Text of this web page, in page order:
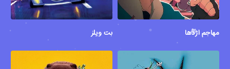
مهاجم اژدها بت ویلز